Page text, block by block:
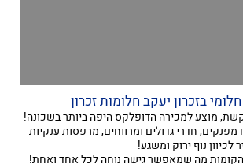
בזכרון יעקב חלומות זכרון
מוצע למכירה הדופלקס היפה ביותר בשכונה!
חדרי גדולים ומרווחים, מרפסות ענקיות
נוף ירוק ומשגע!